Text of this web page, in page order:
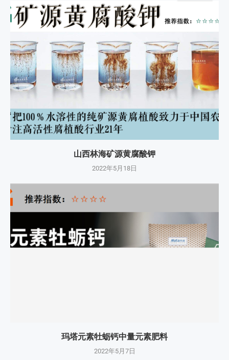
山西林海矿源黄腐酸钾
2022年5月18日
玛塔元素牡蛎钙中量元素肥料
2022年5月7日